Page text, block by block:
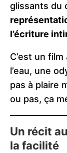
glissants du
l’écriture
C’est un
l’eau, une
pas à plaire
ou pas, ça
Un récit
la facilité